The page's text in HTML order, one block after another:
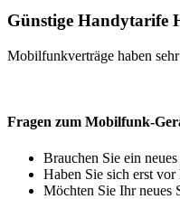
Günstige Handytarife
Mobilfunkverträge haben
Fragen zum Mobilfunk-
Brauchen Sie ein
Haben Sie sich erst
Möchten Sie Ihr neues